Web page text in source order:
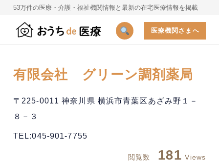
53万件の医療・介護・福祉機関情報と最新の在宅医療情報を掲載
医療機関さまへ
有限会社 グリーン調剤薬局
〒225-0011 神奈川県 横浜市青葉区あざみ野１－
８－３
TEL:045-901-7755
閲覧数 181 Views